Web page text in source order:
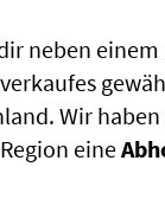
neben
Wir
eine